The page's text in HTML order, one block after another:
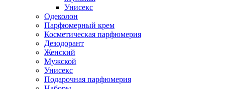
Унисекс
Одеколон
Парфюмерный крем
Косметическая парфюмерия
Дезодорант
Женский
Мужской
Унисекс
Подарочная парфюмерия